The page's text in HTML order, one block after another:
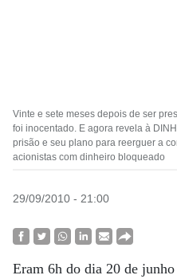
Vinte e sete meses depois de ser
foi inocentado. E agora revela à
prisão e seu plano para reerguer a
acionistas com dinheiro bloqueado
29/09/2010 - 21:00
Eram 6h do dia 20 de